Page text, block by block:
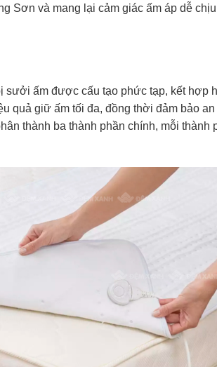
Sơn và mang lại cảm giác ấm áp dễ
sưởi ấm được cấu tạo phức tạp, kết hợp
quả giữ ấm tối đa, đồng thời đảm bảo
thành ba thành phần chính, mỗi thành